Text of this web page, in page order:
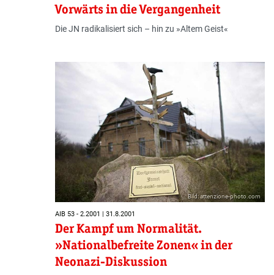
Vorwärts in die Vergangenheit
Die JN radikalisiert sich – hin zu »Altem Geist«
Bild: attenzione-photo.com
AIB 53 - 2.2001 | 31.8.2001
Der Kampf um Normalität.
»Nationalbefreite Zonen« in der
Neonazi-Diskussion